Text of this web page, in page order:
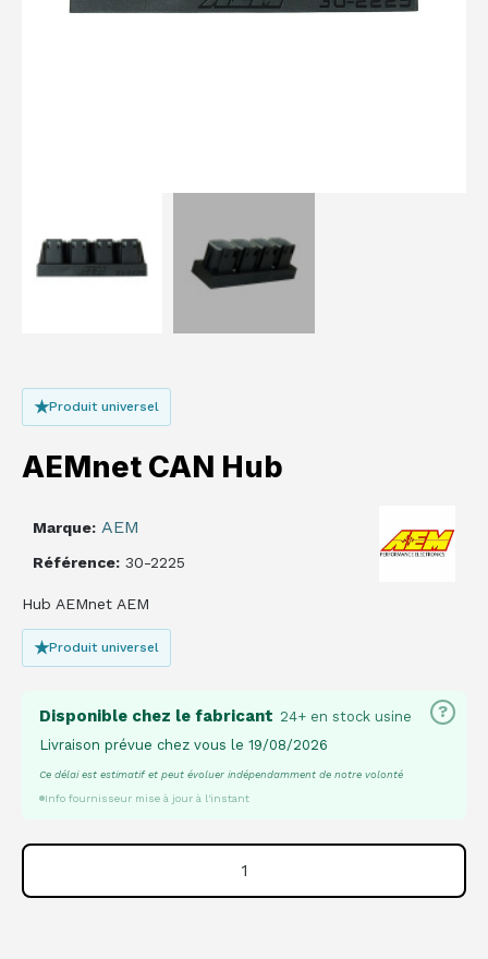
★Produit universel
AEMnet CAN Hub
Marque AEM
Référence 30-2225
Hub AEMnet AEM
★Produit universel
?
Disponible chez le fabricant 24+ en stock usine
Livraison prévue chez vous le 19/08/2026
Ce délai est estimatif et peut évoluer indépendamment de notre volonté
Info fournisseur mise à jour à l'instant